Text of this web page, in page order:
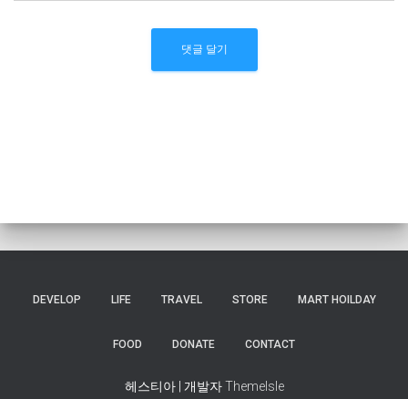
DEVELOP LIFE TRAVEL STORE MART HOILDAY
FOOD DONATE CONTACT
헤스티아 | 개발자ThemeIsle